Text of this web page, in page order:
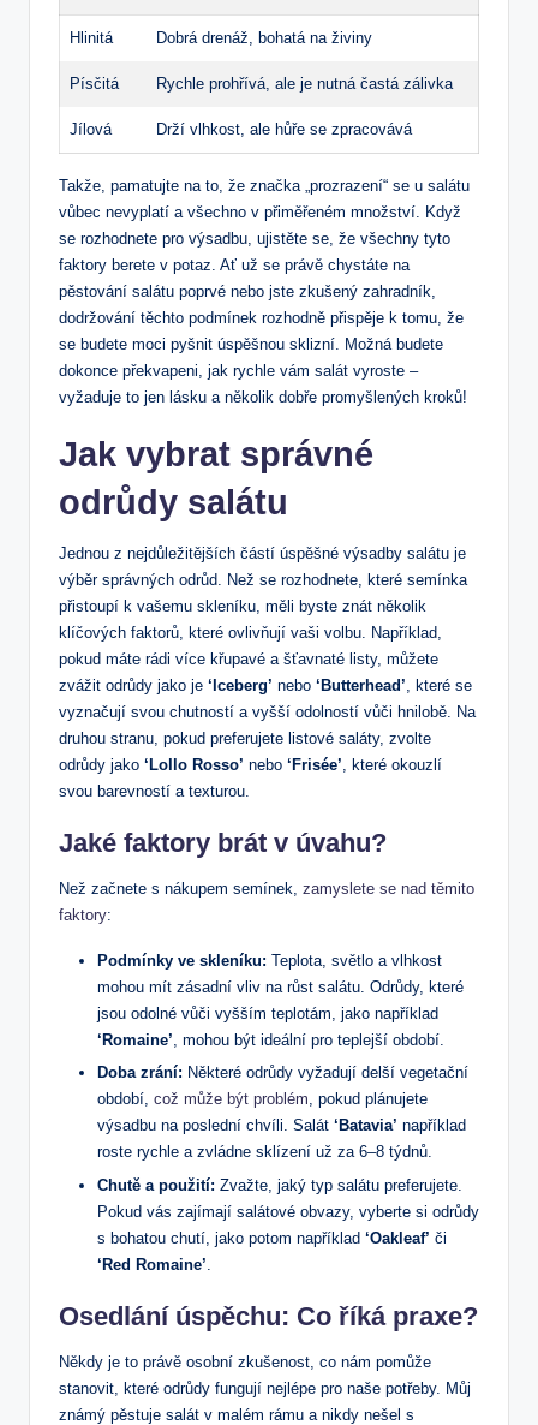
Hlinitá Dobrá drenáž, bohatá na živiny
Písčitá Rychle prohřívá, ale je nutná častá zálivka
Jílová Drží vlhkost, ale hůře se zpracovává
Takže, pamatujte na to, že značka „prozrazení“ se u salátu
vůbec nevyplatí a všechno v přiměřeném množství. Když
se rozhodnete pro výsadbu, ujistěte se, že všechny tyto
faktory berete v potaz. Ať už se právě chystáte na
pěstování salátu poprvé nebo jste zkušený zahradník,
dodržování těchto podmínek rozhodně přispěje k tomu, že
se budete moci pyšnit úspěšnou sklizní. Možná budete
dokonce překvapeni, jak rychle vám salát vyroste –
vyžaduje to jen lásku a několik dobře promyšlených kroků!
Jak vybrat správné
odrůdy salátu
Jednou z nejdůležitějších částí úspěšné výsadby salátu je
výběr správných odrůd. Než se rozhodnete, které semínka
přistoupí k vašemu skleníku, měli byste znát několik
klíčových faktorů, které ovlivňují vaši volbu. Například,
pokud máte rádi více křupavé a šťavnaté listy, můžete
zvážit odrůdy jako je ‘Iceberg’ nebo ‘Butterhead’, které se
vyznačují svou chutností a vyšší odolností vůči hnilobě. Na
druhou stranu, pokud preferujete listové saláty, zvolte
odrůdy jako ‘Lollo Rosso’ nebo ‘Frisée’, které okouzlí
svou barevností a texturou.
Jaké faktory brát v úvahu?
Než začnete s nákupem semínek, zamyslete se nad těmito
faktory:
Podmínky ve skleníku: Teplota, světlo a vlhkost
mohou mít zásadní vliv na růst salátu. Odrůdy, které
jsou odolné vůči vyšším teplotám, jako například
‘Romaine’, mohou být ideální pro teplejší období.
Doba zrání: Některé odrůdy vyžadují delší vegetační
období, což může být problém, pokud plánujete
výsadbu na poslední chvíli. Salát ‘Batavia’ například
roste rychle a zvládne sklízení už za 6–8 týdnů.
Chutě a použití: Zvažte, jaký typ salátu preferujete.
Pokud vás zajímají salátové obvazy, vyberte si odrůdy
s bohatou chutí, jako potom například ‘Oakleaf’ či
‘Red Romaine’
Osedlání úspěchu: Co říká praxe?
Někdy je to právě osobní zkušenost, co nám pomůže
stanovit, které odrůdy fungují nejlépe pro naše potřeby. Můj
známý pěstuje salát v malém rámu a nikdy nešel s